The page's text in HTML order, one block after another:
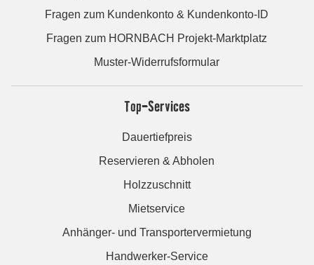
Fragen zum Kundenkonto & Kundenkonto-ID
Fragen zum HORNBACH Projekt-Marktplatz
Muster-Widerrufsformular
Top-Services
Dauertiefpreis
Reservieren & Abholen
Holzzuschnitt
Mietservice
Anhänger- und Transportervermietung
Handwerker-Service